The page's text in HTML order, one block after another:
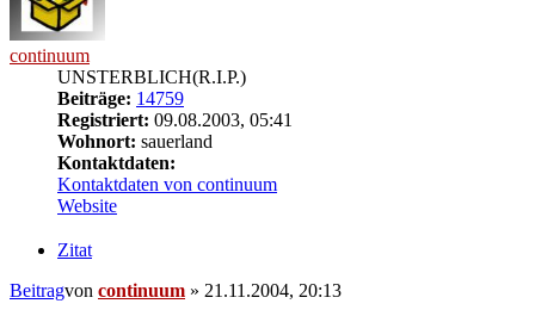
continuum
UNSTERBLICH(R.I.P.)
Beiträge: 14759
Registriert: 09.08.2003, 05:41
Wohnort: sauerland
Kontaktdaten:
Kontaktdaten von continuum
Website
Zitat
Beitragvon continuum » 21.11.2004, 20:13